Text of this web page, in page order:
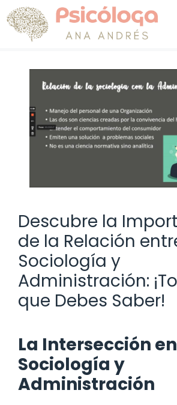
Saltar
al
contenido
Descubre la
de la Relación
Sociología y
Administración:
que Debes Saber!
La Intersección
Sociología y
Administración